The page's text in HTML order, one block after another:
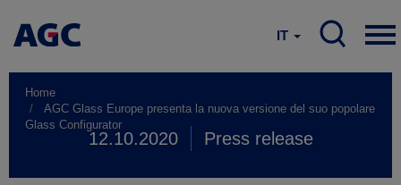
IT
Home
AGC Glass Europe presenta la nuova versione del suo popolare
Glass Configurator
12.10.2020 Press release